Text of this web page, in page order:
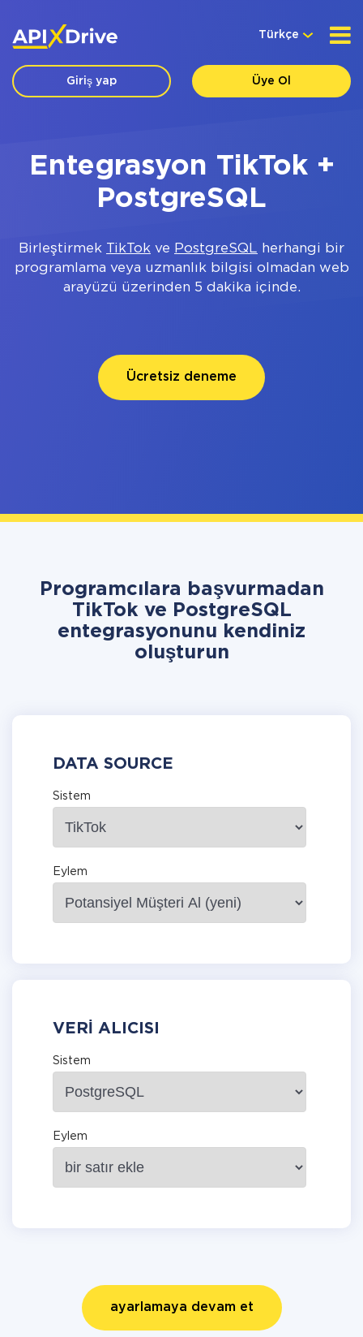
Türkçe
Giriş yap Üye Ol
Entegrasyon TikTok +
PostgreSQL
Birleştirmek TikTok ve PostgreSQL herhangi bir
programlama veya uzmanlık bilgisi olmadan web
arayüzü üzerinden 5 dakika içinde.
Ücretsiz deneme
Programcılara başvurmadan
TikTok ve PostgreSQL
entegrasyonunu kendiniz
oluşturun
DATA SOURCE
Sistem
Eylem
VERI ALICISI
Sistem
Eylem
ayarlamaya devam et